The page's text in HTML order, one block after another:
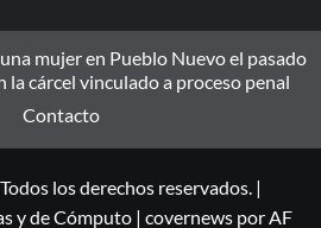
mujer en Pueblo Nuevo el pasado
la cárcel vinculado a proceso penal
Contacto
los derechos reservados. |
y de Cómputo | covernewspor AF